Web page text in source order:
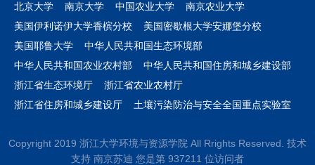
北京大学
南京大学 中国农业大学
南京农业大学
美国伊利诺伊大学香槟分校
美国密歇根大学安娜堡分校
美国耶鲁大学
中华人民共和国生态环境部
中华人民共和国农业农村部
中华人民共和国住房和城乡建设部
浙江省生态环境厅
浙江省农业农村厅
浙江省住房和城乡建设厅
土壤污染防治与安全全国重点实验室
Copyright 2019 浙江大学环境与资源学院 All Rrights Reserved. 技术
支持 南京苏迪 您是第 937211 位访问者